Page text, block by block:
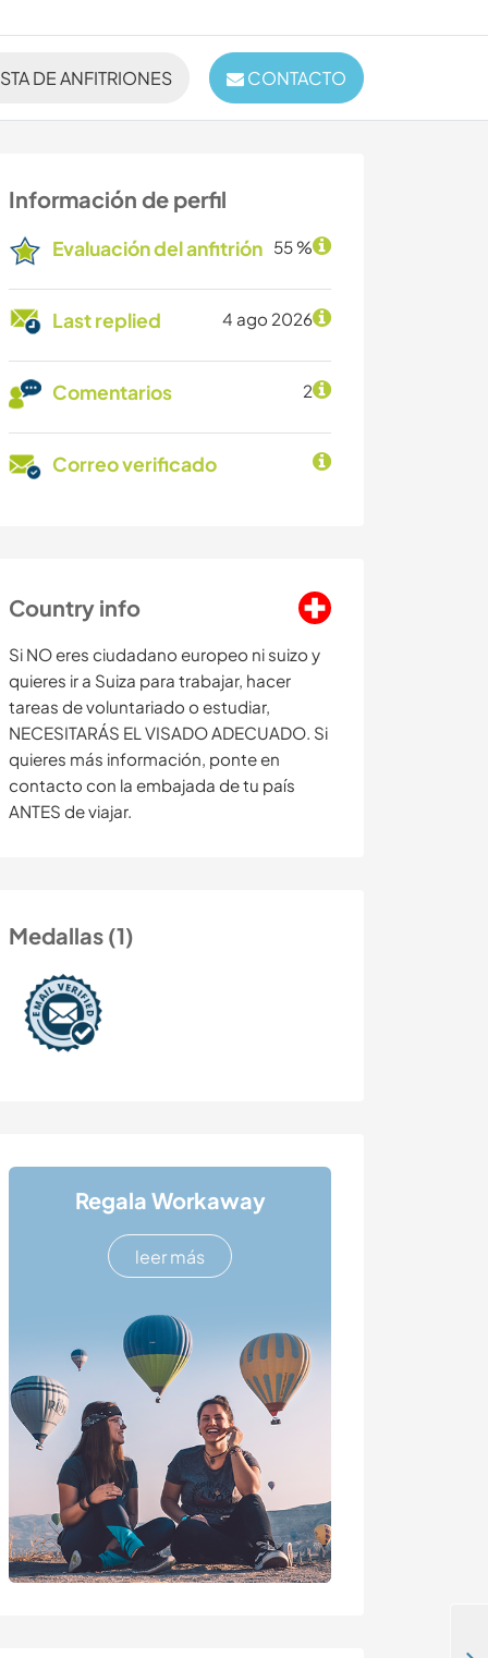
DE ANFITRIONES CONTACTO
Información de perfil
Evaluación del anfitrión 55 %
Last replied 4 ago 2026
Comentarios 2
Correo verificado
Country info
Si NO eres ciudadano europeo ni suizo y
quieres ir a Suiza para trabajar, hacer
tareas de voluntariado o estudiar,
NECESITARÁS EL VISADO ADECUADO. Si
quieres más información, ponte en
contacto con la embajada de tu país
ANTES de viajar.
Medallas (1)
Regala Workaway
leer más